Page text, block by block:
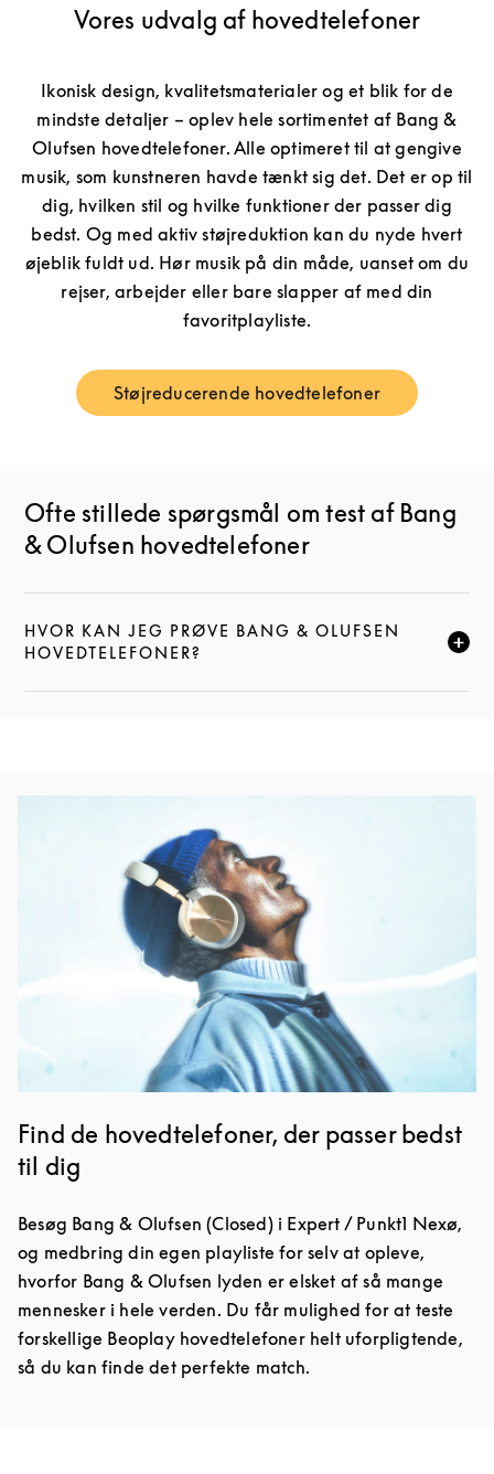
Vores udvalg af hovedtelefoner
Ikonisk design, kvalitetsmaterialer og et blik for de
mindste detaljer – oplev hele sortimentet af Bang &
Olufsen hovedtelefoner. Alle optimeret til at gengive
musik, som kunstneren havde tænkt sig det. Det er op til
dig, hvilken stil og hvilke funktioner der passer dig
bedst. Og med aktiv støjreduktion kan du nyde hvert
øjeblik fuldt ud. Hør musik på din måde, uanset om du
rejser, arbejder eller bare slapper af med din
favoritplayliste.
Støjreducerende hovedtelefoner
Link Opens in New Tab
Ofte stillede spørgsmål om test af Bang
& Olufsen hovedtelefoner
HVOR KAN JEG PRØVE BANG & OLUFSEN
HOVEDTELEFONER?
CLICK TO EXPAND THIS DESCRIPTION AND
Find de hovedtelefoner, der passer bedst
til dig
Besøg Bang & Olufsen (Closed) i Expert / Punkt1 Nexø,
og medbring din egen playliste for selv at opleve,
hvorfor Bang & Olufsen lyden er elsket af så mange
mennesker i hele verden. Du får mulighed for at teste
forskellige Beoplay hovedtelefoner helt uforpligtende,
så du kan finde det perfekte match.